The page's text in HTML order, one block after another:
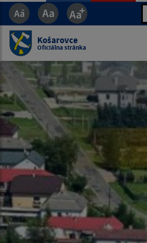
Košarovce
Oficiálna stránka